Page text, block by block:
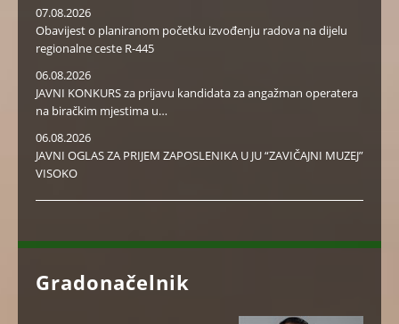
Visoko je uvijek otvoreno za preduzetništvo. Preuzmite
Investicijski vodič Općine Visokoovdje.
07.08.2026
Obavijest o planiranom početku izvođenju radova na dijelu
regionalne ceste R-445
06.08.2026
JAVNI KONKURS za prijavu kandidata za angažman operatera
na biračkim mjestima u…
06.08.2026
JAVNI OGLAS ZA PRIJEM ZAPOSLENIKA U JU “ZAVIČAJNI MUZEJ”
VISOKO
Gradonačelnik